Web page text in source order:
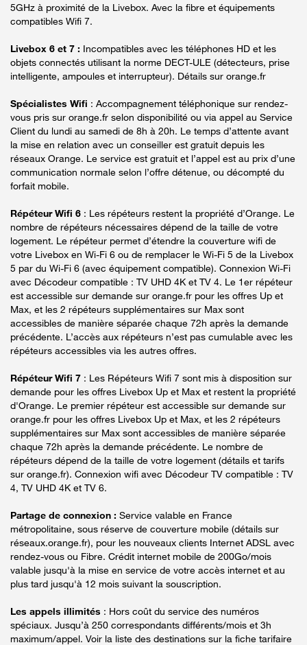
5GHz à proximité de la Livebox. Avec la fibre et équipements
compatibles Wifi 7.
Livebox 6 et 7 : Incompatibles avec les téléphones HD et les
objets connectés utilisant la norme DECT-ULE (détecteurs, prise
intelligente, ampoules et interrupteur). Détails sur orange.fr
Spécialistes Wifi : Accompagnement téléphonique sur rendez-
vous pris sur orange.fr selon disponibilité ou via appel au Service
Client du lundi au samedi de 8h à 20h. Le temps d’attente avant
la mise en relation avec un conseiller est gratuit depuis les
réseaux Orange. Le service est gratuit et l’appel est au prix d’une
communication normale selon l’offre détenue, ou décompté du
forfait mobile.
Répéteur Wifi 6 : Les répéteurs restent la propriété d’Orange. Le
nombre de répéteurs nécessaires dépend de la taille de votre
logement. Le répéteur permet d’étendre la couverture wifi de
votre Livebox en Wi-Fi 6 ou de remplacer le Wi-Fi 5 de la Livebox
5 par du Wi-Fi 6 (avec équipement compatible). Connexion Wi-Fi
avec Décodeur compatible : TV UHD 4K et TV 4. Le 1er répéteur
est accessible sur demande sur orange.fr pour les offres Up et
Max, et les 2 répéteurs supplémentaires sur Max sont
accessibles de manière séparée chaque 72h après la demande
précédente. L’accès aux répéteurs n’est pas cumulable avec les
répéteurs accessibles via les autres offres.
Répéteur Wifi 7 : Les Répéteurs Wifi 7 sont mis à disposition sur
demande pour les offres Livebox Up et Max et restent la propriété
d'Orange. Le premier répéteur est accessible sur demande sur
orange.fr pour les offres Livebox Up et Max, et les 2 répéteurs
supplémentaires sur Max sont accessibles de manière séparée
chaque 72h après la demande précédente. Le nombre de
répéteurs dépend de la taille de votre logement (détails et tarifs
sur orange.fr). Connexion wifi avec Décodeur TV compatible : TV
4, TV UHD 4K et TV 6.
Partage de connexion : Service valable en France
métropolitaine, sous réserve de couverture mobile (détails sur
réseaux.orange.fr), pour les nouveaux clients Internet ADSL avec
rendez-vous ou Fibre. Crédit internet mobile de 200Go/mois
valable jusqu'à la mise en service de votre accès internet et au
plus tard jusqu'à 12 mois suivant la souscription.
Les appels illimités : Hors coût du service des numéros
spéciaux. Jusqu’à 250 correspondants différents/mois et 3h
maximum/appel. Voir la liste des destinations sur la fiche tarifaire